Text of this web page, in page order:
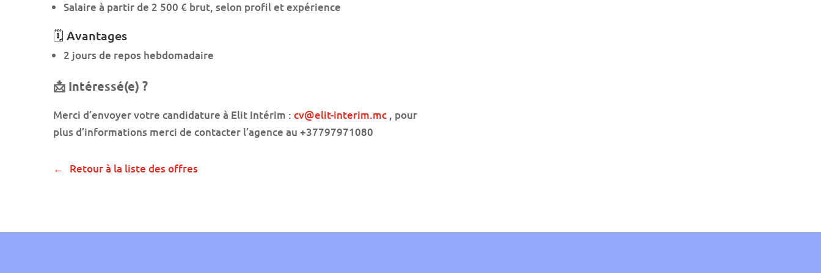
Salaire à partir de 2 500 € brut, selon profil et expérience
🗓️ Avantages
2 jours de repos hebdomadaire
📩 Intéressé(e) ?
Merci d’envoyer votre candidature à Elit Intérim : cv@elit-interim.mc , pour
plus d’informations merci de contacter l’agence au +37797971080
Retour à la liste des offres